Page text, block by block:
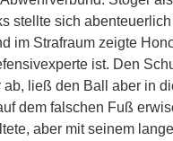
stellte sich abenteuerlich
im Strafraum zeigte
ist. Den
ließ den Ball aber in
dem falschen Fuß
aber mit seinem